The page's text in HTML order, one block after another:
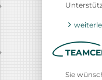
Sie